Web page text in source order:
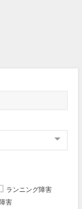
ランニング障害
害